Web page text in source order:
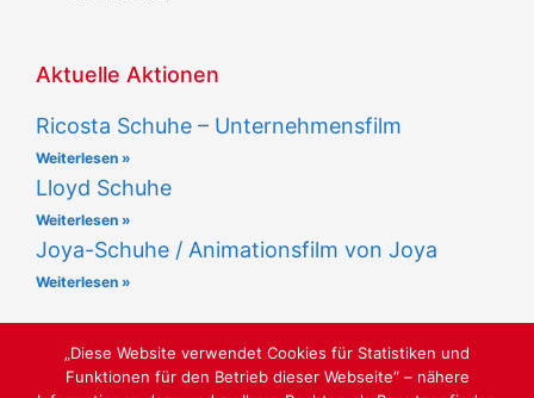
Aktuelle Aktionen
Ricosta Schuhe – Unternehmensfilm
Weiterlesen »
Lloyd Schuhe
Weiterlesen »
Joya-Schuhe / Animationsfilm von Joya
Weiterlesen »
„Diese Website verwendet Cookies für Statistiken und
Funktionen für den Betrieb dieser Webseite“ – nähere